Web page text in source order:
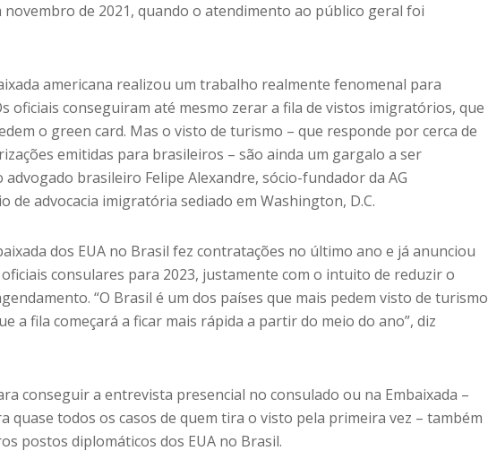
novembro de 2021, quando o atendimento ao público geral foi
americana realizou um trabalho realmente fenomenal para
oficiais conseguiram até mesmo zerar a fila de vistos imigratórios, que
o green card. Mas o visto de turismo – que responde por cerca de
emitidas para brasileiros – são ainda um gargalo a ser
advogado brasileiro Felipe Alexandre, sócio-fundador da AG
de advocacia imigratória sediado em Washington, D.C.
dos EUA no Brasil fez contratações no último ano e já anunciou
consulares para 2023, justamente com o intuito de reduzir o
“O Brasil é um dos países que mais pedem visto de turismo
a fila começará a ficar mais rápida a partir do meio do ano”, diz
conseguir a entrevista presencial no consulado ou na Embaixada –
quase todos os casos de quem tira o visto pela primeira vez – também
postos diplomáticos dos EUA no Brasil.